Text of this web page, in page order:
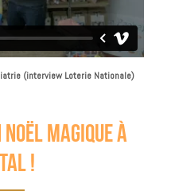
(interview Loterie Nationale)
magique à
!